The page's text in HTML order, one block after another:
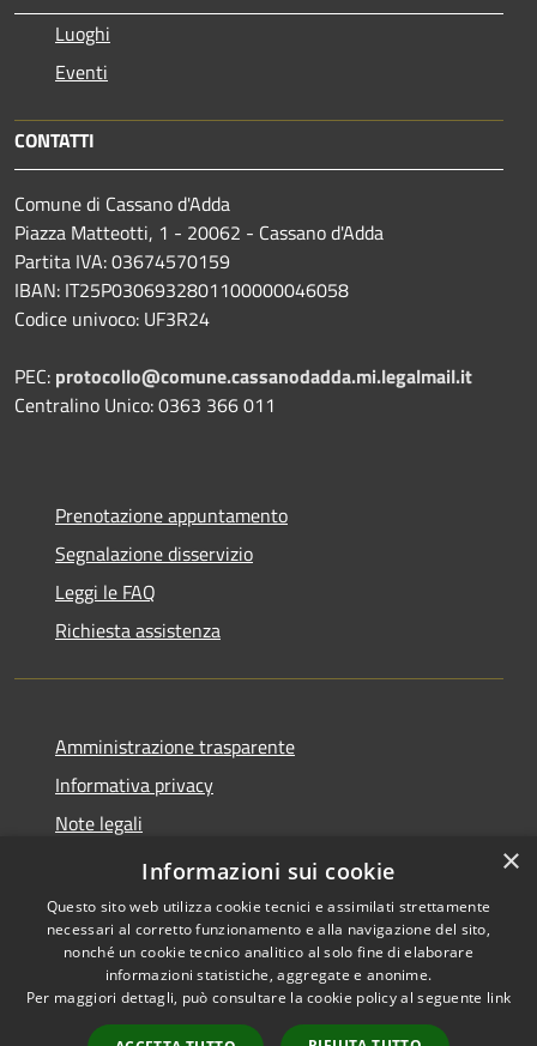
Luoghi
Eventi
CONTATTI
Comune di Cassano d'Adda
Piazza Matteotti, 1 - 20062 - Cassano d'Adda
Partita IVA: 03674570159
IBAN: IT25P0306932801100000046058
Codice univoco: UF3R24
PEC: protocollo@comune.cassanodadda.mi.legalmail.it
Centralino Unico: 0363 366 011
Prenotazione appuntamento
Segnalazione disservizio
Leggi le FAQ
Richiesta assistenza
Amministrazione trasparente
Informativa privacy
Note legali
Dichiarazione di accessibilità
Accessibilità
Copyright © 2026 • Comune di
Cassano d'Adda • Powered by
Municipium• Accesso
×
Informazioni sui cookie
Questo sito web utilizza cookie tecnici e assimilati strettamente
necessari al corretto funzionamento e alla navigazione del sito,
nonché un cookie tecnico analitico al solo fine di elaborare
informazioni statistiche, aggregate e anonime.
Per maggiori dettagli, può consultare la cookie policy al seguente link